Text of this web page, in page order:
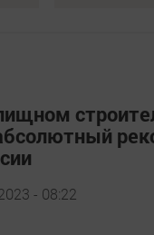
- 08:22